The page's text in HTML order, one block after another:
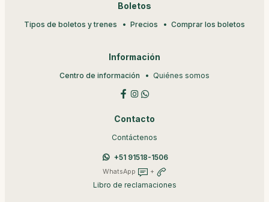
Boletos
Tipos de boletos y trenes Precios Comprar los boletos
Información
Centro de información Quiénes somos
Contacto
Contáctenos
+51 91518-1506
WhatsApp +
Libro de reclamaciones